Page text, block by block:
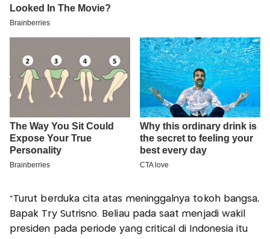
"Turut berduka cita atas meninggalnya tokoh bangsa,
Bapak Try Sutrisno. Beliau pada saat menjadi wakil
presiden pada periode yang critical di Indonesia itu